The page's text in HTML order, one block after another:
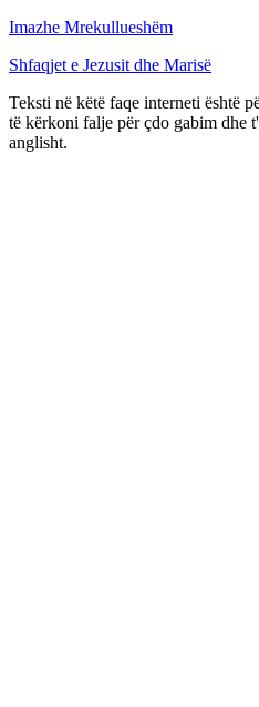
Imazhe Mrekullueshëm
Shfaqjet e Jezusit dhe Marisë
Teksti në këtë faqe interneti është
të kërkoni falje për çdo gabim dhe
anglisht.